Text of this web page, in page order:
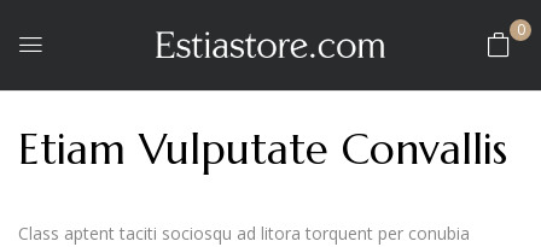
0
Etiam Vulputate Convallis
Class aptent taciti sociosqu ad litora torquent per conubia